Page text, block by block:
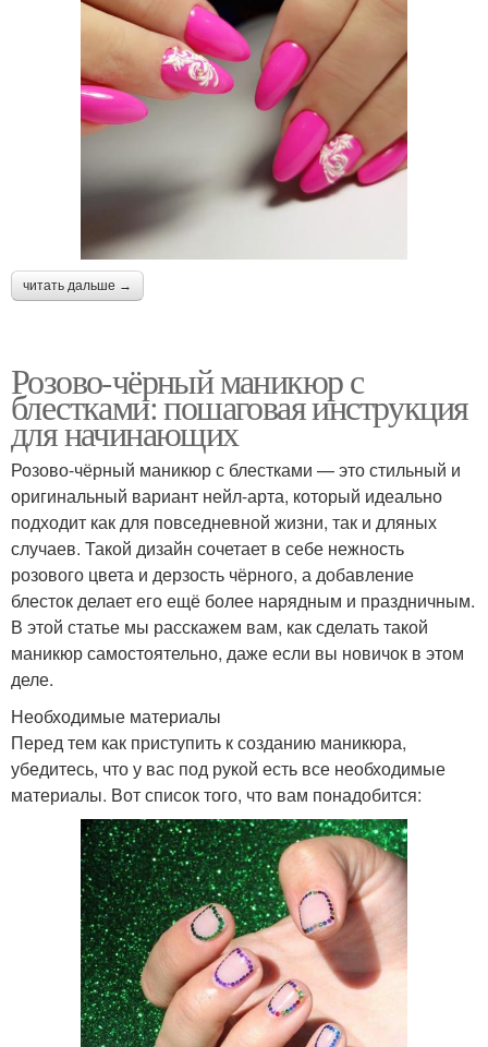
читать дальше →
Розово-чёрный маникюр с
блестками: пошаговая инструкция
для начинающих
Розово-чёрный маникюр с блестками — это стильный и
оригинальный вариант нейл-арта, который идеально
подходит как для повседневной жизни, так и дляных
случаев. Такой дизайн сочетает в себе нежность
розового цвета и дерзость чёрного, а добавление
блесток делает его ещё более нарядным и праздничным.
В этой статье мы расскажем вам, как сделать такой
маникюр самостоятельно, даже если вы новичок в этом
деле.
Необходимые материалы
Перед тем как приступить к созданию маникюра,
убедитесь, что у вас под рукой есть все необходимые
материалы. Вот список того, что вам понадобится: